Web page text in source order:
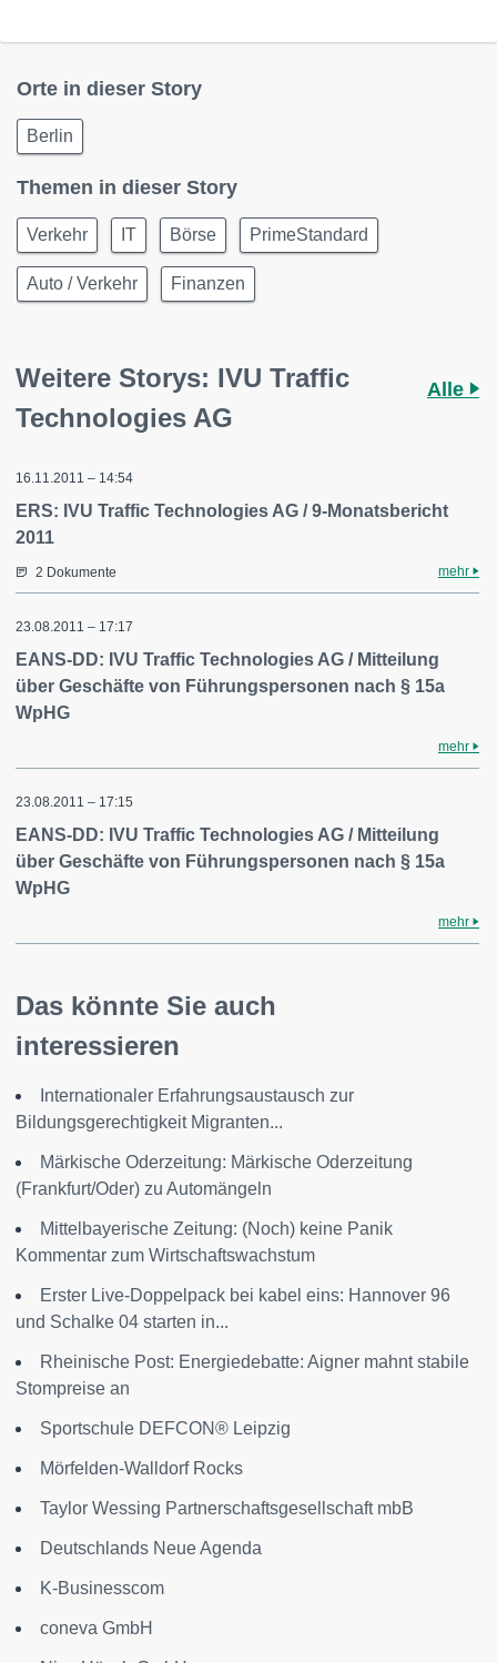
Orte in dieser Story
Berlin
Themen in dieser Story
Verkehr IT Börse PrimeStandard
Auto / Verkehr Finanzen
Weitere Storys: IVU Traffic
Technologies AG
Alle
16.11.2011 – 14:54
ERS: IVU Traffic Technologies AG / 9-Monatsbericht
2011
2 Dokumente mehr
23.08.2011 – 17:17
EANS-DD: IVU Traffic Technologies AG / Mitteilung
über Geschäfte von Führungspersonen nach § 15a
WpHG
mehr
23.08.2011 – 17:15
EANS-DD: IVU Traffic Technologies AG / Mitteilung
über Geschäfte von Führungspersonen nach § 15a
WpHG
mehr
Das könnte Sie auch
interessieren
Internationaler Erfahrungsaustausch zur
Bildungsgerechtigkeit Migranten...
Märkische Oderzeitung: Märkische Oderzeitung
(Frankfurt/Oder) zu Automängeln
Mittelbayerische Zeitung: (Noch) keine Panik
Kommentar zum Wirtschaftswachstum
Erster Live-Doppelpack bei kabel eins: Hannover 96
und Schalke 04 starten in...
Rheinische Post: Energiedebatte: Aigner mahnt stabile
Stompreise an
Sportschule DEFCON® Leipzig
Mörfelden-Walldorf Rocks
Taylor Wessing Partnerschaftsgesellschaft mbB
Deutschlands Neue Agenda
K-Businesscom
coneva GmbH